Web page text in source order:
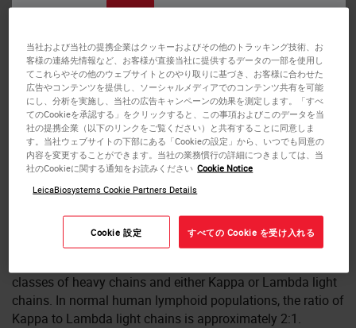
Human tonsil: in situ hybridization for kappa mRNA using Kappa Probe, Anti-
Fluorescein Antibody and BOND Polymer Refine Detection.
BOND Kappa Probe
Kappa Probe is used for the qualitative identification of
Kappa light chain messenger RNA (mRNA) in formalin-
fixed, paraffin-embedded tissue by in situ hybridization
(ISH) using the automated BOND system.
the type of heavy chain. In contrast, there are only two
types of light chain: Kappa or Lambda. Each individual
classes of heavy chains and either Kappa or Lambda light
chains. In normal human lymphoid populations, the ratio of
Kappa to Lambda light chains is approximately 2:1.
当社および当社の提携企業はクッキーおよびその他のトラッキング技術、お
客様の連絡先情報など、お客様が直接当社に提供するデータの一部を使用し
てこれらやその他のウェブサイトとのやり取りに基づき、お客様に合わせた
広告やコンテンツを提供し、ソーシャルメディアでのコンテンツ共有を可能
にし、分析を実施し、当社の広告キャンペーンの効果を測定します。「すべ
てのCookieを承認する」をクリックすると、この事項およびこのデータを当
社の提携企業（以下のリンクをご覧ください）と共有することに同意しま
す。当社ウェブサイトの下部にある「Cookieの設定」から、いつでも同意の
内容を変更することができます。当社の業務慣行の詳細につきましては、当
社のCookieに関する通知をお読みください Cookie Notice
LeicaBiosystems Cookie Partners Details
Cookie 設定 すべての Cookie を受け入れる